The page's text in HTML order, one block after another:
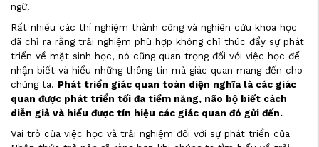
ngữ.
Rất nhiều các thí nghiệm thành công và nghiên cứu khoa học
đã chỉ ra rằng trải nghiệm phù hợp không chỉ thúc đẩy sự phát
triển về mặt sinh học, nó cũng quan trọng đối với việc học để
nhận biết và hiểu những thông tin mà giác quan mang đến cho
chúng ta. Phát triển giác quan toàn diện nghĩa là các giác
quan được phát triển tối đa tiềm năng, não bộ biết cách
diễn giả và hiểu được tín hiệu các giác quan đó gửi đến.
Vai trò của việc học và trải nghiệm đối với sự phát triển của